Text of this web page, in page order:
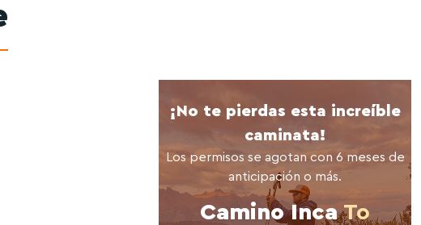
¡No te pierdas esta increíble
caminata!
Los permisos se agotan con 6 meses de
anticipación o más.
Camino Inca To